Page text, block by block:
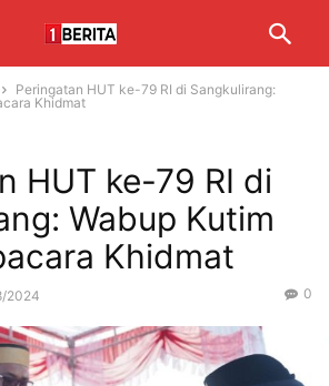
Peringatan HUT ke-79 RI di Sangkulirang:
Khidmat
HUT ke-79 RI di
Wabup Kutim
Khidmat
2024 0